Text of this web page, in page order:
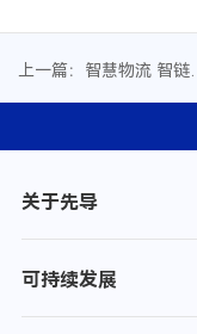
上一篇：智慧物流 智链云
关于先导
可持续发展